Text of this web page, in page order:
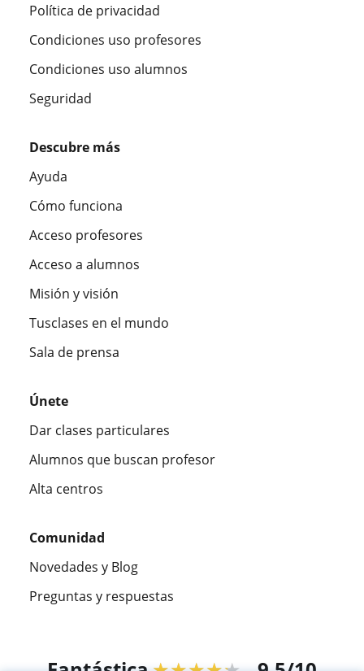
Política de privacidad
Condiciones uso profesores
Condiciones uso alumnos
Seguridad
Descubre más
Ayuda
Cómo funciona
Acceso profesores
Acceso a alumnos
Misión y visión
Tusclases en el mundo
Sala de prensa
Únete
Dar clases particulares
Alumnos que buscan profesor
Alta centros
Comunidad
Novedades y Blog
Preguntas y respuestas